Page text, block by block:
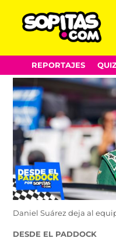
Skip
to
content
REPORTAJES
Daniel Suárez deja al
POSTED
DESDE EL PADDOCK